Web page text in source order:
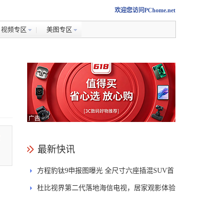
欢迎您访问PChome.net
视频专区 美图专区
最新快讯
方程豹钛9申报图曝光 全尺寸六座插混SUV首
发DMS
杜比视界第二代落地海信电视，居家观影体验